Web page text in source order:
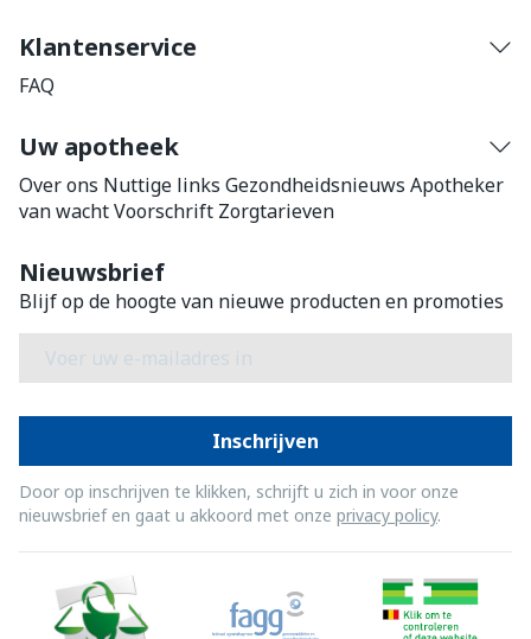
Klantenservice
FAQ
Uw apotheek
Over ons Nuttige links Gezondheidsnieuws Apotheker
van wachtVoorschrift Zorgtarieven
Nieuwsbrief
Blijf op de hoogte van nieuwe producten en promoties
Inschrijven
Door op inschrijven te klikken, schrijft u zich in voor onze
nieuwsbrief en gaat u akkoord met onze privacy policy.